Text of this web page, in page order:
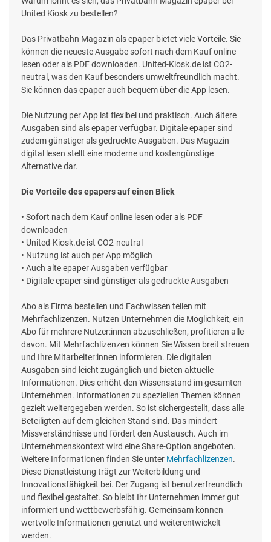
United Kiosk zu bestellen?
Das Privatbahn Magazin als epaper bietet viele Vorteile. Sie
können die neueste Ausgabe sofort nach dem Kauf online
lesen oder als PDF downloaden. United-Kiosk.de ist CO2-
neutral, was den Kauf besonders umweltfreundlich macht.
Sie können das epaper auch bequem über die App lesen.
Die Nutzung per App ist flexibel und praktisch. Auch ältere
Ausgaben sind als epaper verfügbar. Digitale epaper sind
zudem günstiger als gedruckte Ausgaben. Das Magazin
digital lesen stellt eine moderne und kostengünstige
Alternative dar.
Die Vorteile des epapers auf einen Blick
• Sofort nach dem Kauf online lesen oder als PDF
downloaden
• United-Kiosk.de ist CO2-neutral
• Nutzung ist auch per App möglich
• Auch alte epaper Ausgaben verfügbar
• Digitale epaper sind günstiger als gedruckte Ausgaben
Abo als Firma bestellen und Fachwissen teilen mit
Mehrfachlizenzen. Nutzen Unternehmen die Möglichkeit, ein
Abo für mehrere Nutzer:innen abzuschließen, profitieren alle
davon. Mit Mehrfachlizenzen können Sie Wissen breit streuen
und Ihre Mitarbeiter:innen informieren. Die digitalen
Ausgaben sind leicht zugänglich und bieten aktuelle
Informationen. Dies erhöht den Wissensstand im gesamten
Unternehmen. Informationen zu speziellen Themen können
gezielt weitergegeben werden. So ist sichergestellt, dass alle
Beteiligten auf dem gleichen Stand sind. Das mindert
Missverständnisse und fördert den Austausch. Auch im
Unternehmenskontext wird eine Share-Option angeboten.
Weitere Informationen finden Sie unter Mehrfachlizenzen.
Diese Dienstleistung trägt zur Weiterbildung und
Innovationsfähigkeit bei. Der Zugang ist benutzerfreundlich
und flexibel gestaltet. So bleibt Ihr Unternehmen immer gut
informiert und wettbewerbsfähig. Gemeinsam können
wertvolle Informationen genutzt und weiterentwickelt
werden.